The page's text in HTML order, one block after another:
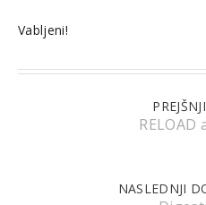
Vabljeni!
NASLEDNJI